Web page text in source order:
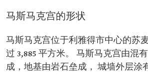
马斯马克宫的形状
马斯马克宫位于利雅得市中心的苏
过 3,885 平方米。 马斯马克宫由混
成，地基由岩石垒成， 城墙外层涂